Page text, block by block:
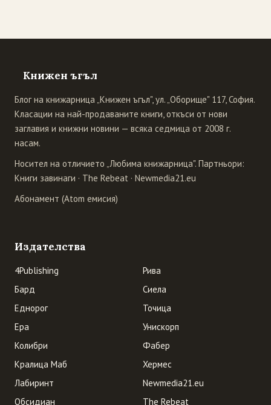
Книжен ъгъл
Блог на книжарница „Книжен ъгъл", ул. „Оборище" 117, София.
Класации на най-продаваните книги, откъси от нови
заглавия и книжни новини — всяка седмица от 2008 г.
насам.
Носител на отличието „Любима книжарница". Партньори:
Книги завинаги · The Rebeat · Newmedia21.eu
Абонамент (Atom емисия)
Издателства
4Publishing
Бард
Еднорог
Ера
Колибри
Кралица Маб
Лабиринт
Обсидиан
Рива
Сиела
Точица
Унискорп
Фабер
Хермес
Newmedia21.eu
The Rebeat